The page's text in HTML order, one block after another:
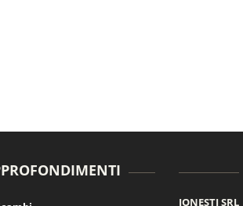
JONESTI SRL